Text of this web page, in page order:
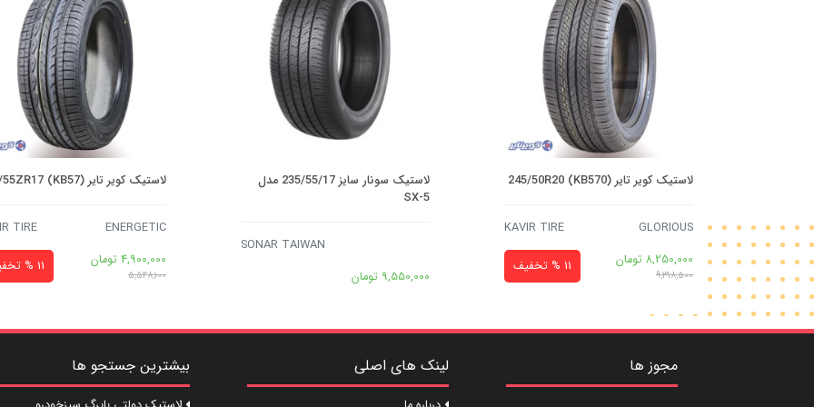
لاستیک کویر تایر (KB570) 245/50R20
GLORIOUS
KAVIR TIRE
8,250,000 تومان
9,318,500 11 % تخفیف
لاستیک سونار سایز 235/55/17 مدل
SX-5
SONAR TAIWAN
9,550,000 تومان
لاستیک کویر تایر 215/55ZR17 (KB57)
ENERGETIC
TIRE
4,900,000 تومان
5,548,100 11 % تخفیف
مجوز ها لینک های اصلی بیشترین جستجو ها